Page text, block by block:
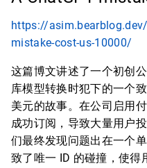
https://
mistake-cost-us-10000/
这篇博文讲述了一个初创
库模型转换时犯下的一个
美元的故事。在公司启用
成功订阅，导致大量用户
们最终发现问题出在一个
致了唯一 ID 的碰撞，使得